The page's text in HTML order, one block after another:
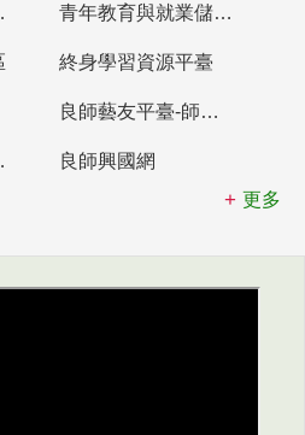
櫃 青年教育與就業儲蓄帳戶
終身學習資源平臺
良師藝友平臺-師資培育整合平臺
站
良師興國網
更多